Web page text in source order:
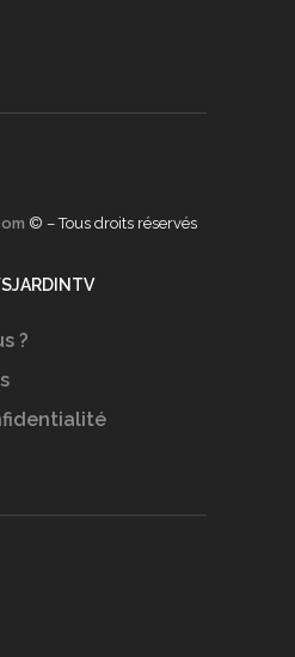
© – Tous droits réservés
?